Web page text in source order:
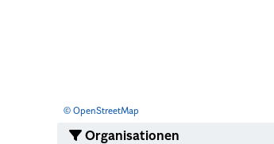
© OpenStreetMap
Organisationen